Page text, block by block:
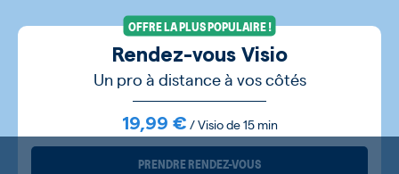
OFFRE LA PLUS POPULAIRE !
Rendez-vous Visio
Un pro à distance à vos côtés
19,99 € / Visio de 15 min
PRENDRE RENDEZ-VOUS